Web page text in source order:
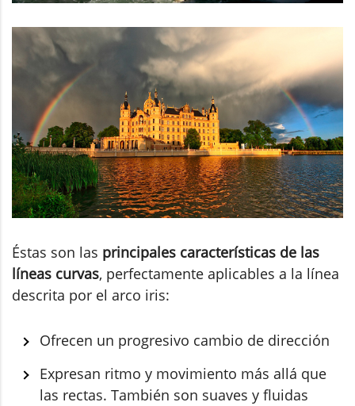
Éstas son las principales características de las
líneas curvas, perfectamente aplicables a la línea
descrita por el arco iris:
Ofrecen un progresivo cambio de dirección
Expresan ritmo y movimiento más allá que
las rectas. También son suaves y fluidas